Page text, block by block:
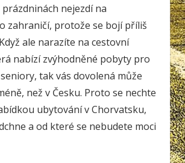
nejezdí na
zahraničí, protože se bojí příliš
ale narazíte na cestovní
nabízí zvýhodněné pobyty pro
tak vás dovolená může
než v Česku. Proto se nechte
ubytování v Chorvatsku,
a od které se nebudete moci